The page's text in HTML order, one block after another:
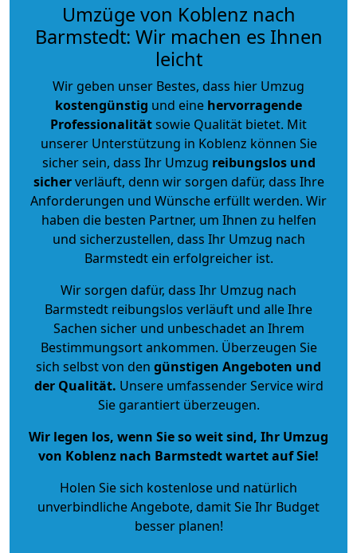
Umzüge von Koblenz nach
Barmstedt: Wir machen es Ihnen
leicht
Wir geben unser Bestes, dass hier Umzug
kostengünstig und eine hervorragende
Professionalitätsowie Qualität bietet. Mit
unserer Unterstützung in Koblenz können Sie
sicher sein, dass Ihr Umzug reibungslos und
sicherverläuft, denn wir sorgen dafür, dass Ihre
Anforderungen und Wünsche erfüllt werden. Wir
haben die besten Partner, um Ihnen zu helfen
und sicherzustellen, dass Ihr Umzug nach
Barmstedt ein erfolgreicher ist.
Wir sorgen dafür, dass Ihr Umzug nach
Barmstedt reibungslos verläuft und alle Ihre
Sachen sicher und unbeschadet an Ihrem
Bestimmungsort ankommen. Überzeugen Sie
sich selbst von den günstigen Angeboten und
der Qualität. Unsere umfassender Service wird
Sie garantiert überzeugen.
Wir legen los, wenn Sie so weit sind, Ihr Umzug
von Koblenz nach Barmstedt wartet auf Sie!
Holen Sie sich kostenlose und natürlich
unverbindliche Angebote, damit Sie Ihr Budget
besser planen!